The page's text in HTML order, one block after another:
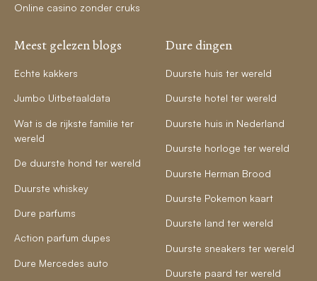
Online casino zonder cruks
Meest gelezen blogs
Echte kakkers
Jumbo Uitbetaaldata
Wat is de rijkste familie ter
wereld
De duurste hond ter wereld
Duurste whiskey
Dure parfums
Action parfum dupes
Dure Mercedes auto
Dure dingen
Duurste huis ter wereld
Duurste hotel ter wereld
Duurste huis in Nederland
Duurste horloge ter wereld
Duurste Herman Brood
Duurste Pokemon kaart
Duurste land ter wereld
Duurste sneakers ter wereld
Duurste paard ter wereld